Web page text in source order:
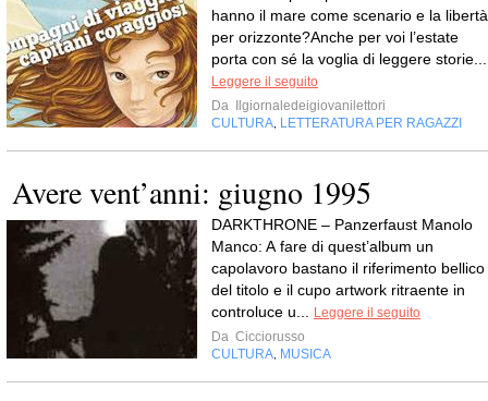
hanno il mare come scenario e la libertà
per orizzonte?Anche per voi l’estate
porta con sé la voglia di leggere storie...
Leggere il seguito
Da
Ilgiornaledeigiovanilettori
CULTURA LETTERATURA PER RAGAZZI
Avere vent’anni: giugno 1995
DARKTHRONE – Panzerfaust Manolo
Manco: A fare di quest’album un
capolavoro bastano il riferimento bellico
del titolo e il cupo artwork ritraente in
controluce u...
Leggere il seguito
Da Cicciorusso
CULTURA MUSICA